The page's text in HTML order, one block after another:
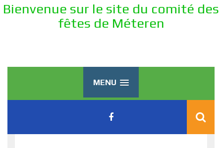
Bienvenue sur le site du comité des
fêtes de Méteren
MENU